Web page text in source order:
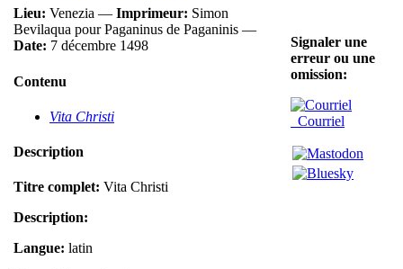
Lieu: Venezia — Imprimeur: Simon
Bevilaqua pour Paganinus de Paganinis —
Date: 7 décembre 1498
Contenu
Vita Christi
Description
Titre complet: Vita Christi
Description:
Langue: latin
Signaler une
erreur ou une
omission:
Courriel